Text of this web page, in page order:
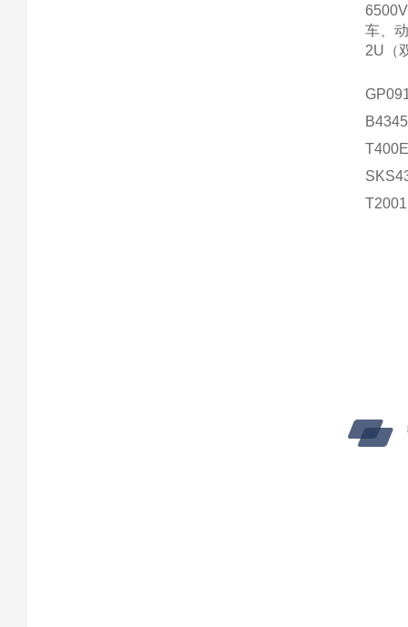
车、
2U（